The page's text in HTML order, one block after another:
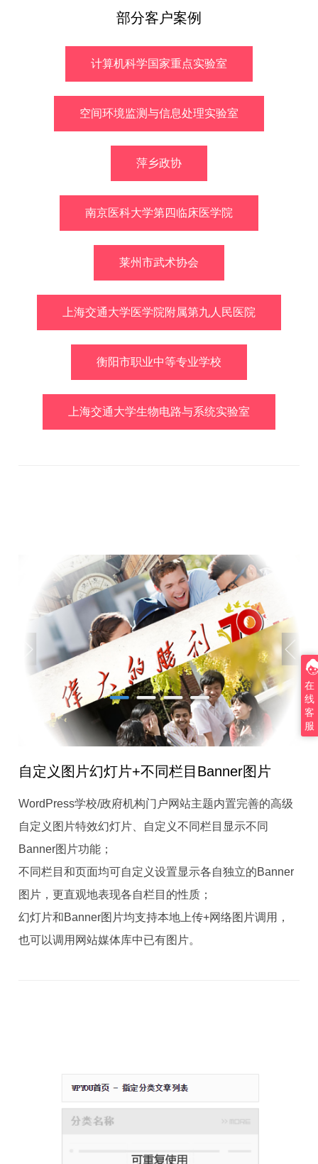
部分客户案例
计算机科学国家重点实验室
空间环境监测与信息处理实验室
萍乡政协
南京医科大学第四临床医学院
莱州市武术协会
上海交通大学医学院附属第九人民医院
衡阳市职业中等专业学校
上海交通大学生物电路与系统实验室
自定义图片幻灯片+不同栏目Banner图片
WordPress学校/政府机构门户网站主题内置完善的高级
自定义图片特效幻灯片、自定义不同栏目显示不同
Banner图片功能；
不同栏目和页面均可自定义设置显示各自独立的Banner
图片，更直观地表现各自栏目的性质；
幻灯片和Banner图片均支持本地上传+网络图片调用，
也可以调用网站媒体库中已有图片。
在
线
客
服